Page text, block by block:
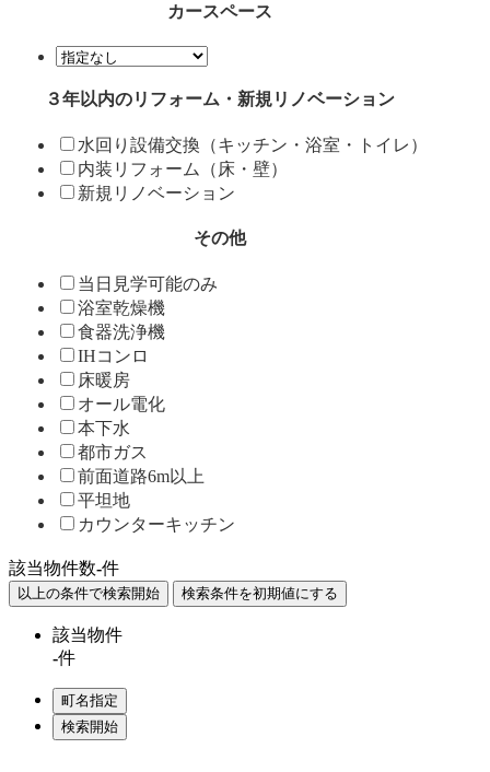
カースペース
３年以内のリフォーム・新規リノベーション
水回り設備交換（キッチン・浴室・トイレ）
内装リフォーム（床・壁）
新規リノベーション
その他
当日見学可能のみ
浴室乾燥機
食器洗浄機
IHコンロ
床暖房
オール電化
本下水
都市ガス
前面道路6m以上
平坦地
カウンターキッチン
該当物件数-件
該当物件
-件